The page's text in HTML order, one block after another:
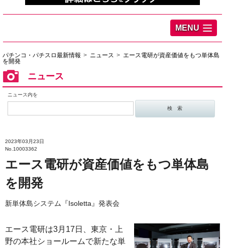
MENU
パチンコ・パチスロ最新情報 ニュース
エース電研が資産価値をもつ単体島
を開発
ニュース
ニュース内を
2023年03月23日
No.10003362
エース電研が資産価値をもつ単体島
を開発
新単体島システム『Isoletta』発表会
エース電研は3月17日、東京・上
野の本社ショールームで新たな単